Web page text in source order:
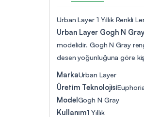
Urban Layer 1 Yıllık Renkli
Urban Layer Gogh N Gray
modelidir. Gogh N Gray
desen yoğunluğuna göre
MarkaUrban Layer
Üretim Teknolojisi
ModelGogh N Gray
Kullanım1 Yıllık